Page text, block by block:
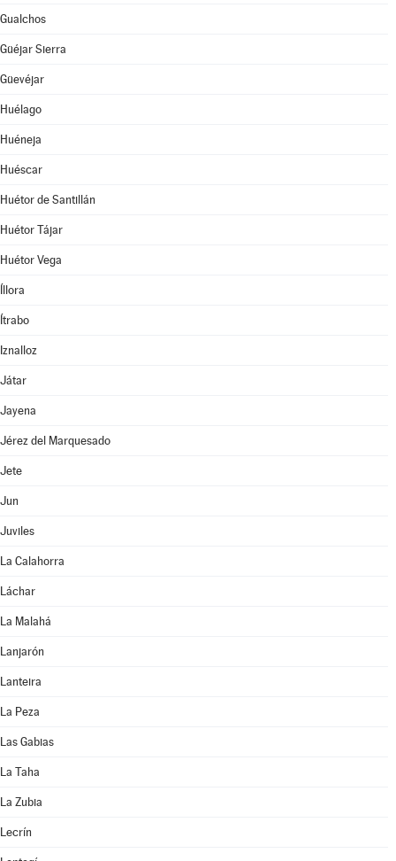
Gualchos
Güéjar Sierra
Güevéjar
Huélago
Huéneja
Huéscar
Huétor de Santillán
Huétor Tájar
Huétor Vega
Íllora
Ítrabo
Iznalloz
Játar
Jayena
Jérez del Marquesado
Jete
Jun
Juviles
La Calahorra
Láchar
La Malahá
Lanjarón
Lanteira
La Peza
Las Gabias
La Taha
La Zubia
Lecrín